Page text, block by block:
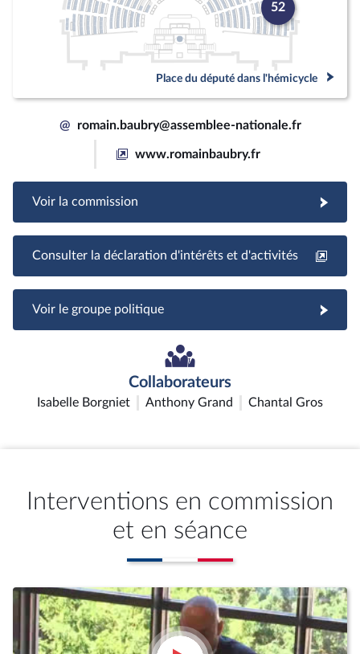
52
Place du député dans l'hémicycle
@ romain.baubry@assemblee-nationale.fr
www.romainbaubry.fr
Voir la commission
Consulter la déclaration d'intérêts et d'activités
Voir le groupe politique
Collaborateurs
Isabelle Borgniet Anthony Grand Chantal Gros
Interventions en commission
et en séance